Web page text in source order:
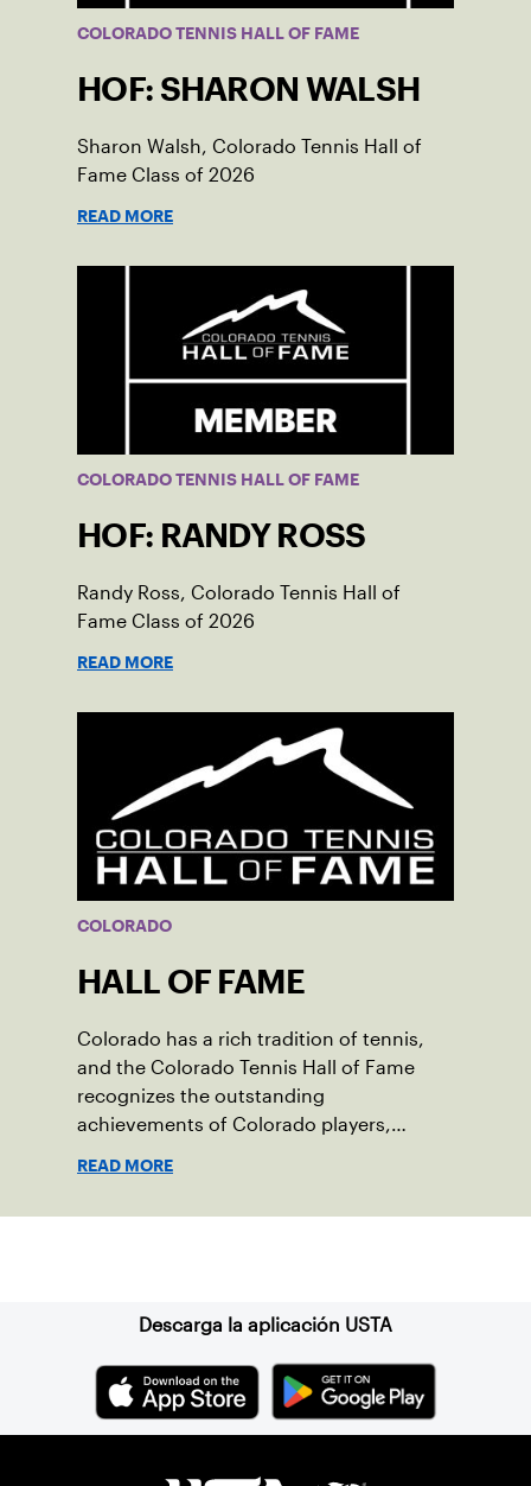
COLORADO TENNIS HALL OF FAME
HOF: SHARON WALSH
Sharon Walsh, Colorado Tennis Hall of
Fame Class of 2026
READ MORE
COLORADO TENNIS HALL OF FAME
HOF: RANDY ROSS
Randy Ross, Colorado Tennis Hall of
Fame Class of 2026
READ MORE
COLORADO
HALL OF FAME
Colorado has a rich tradition of tennis,
and the Colorado Tennis Hall of Fame
recognizes the outstanding
achievements of Colorado players,
READ MORE
Descarga la aplicación USTA